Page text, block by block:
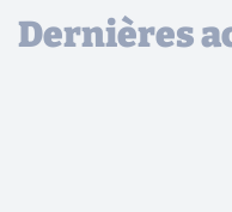
Dernières